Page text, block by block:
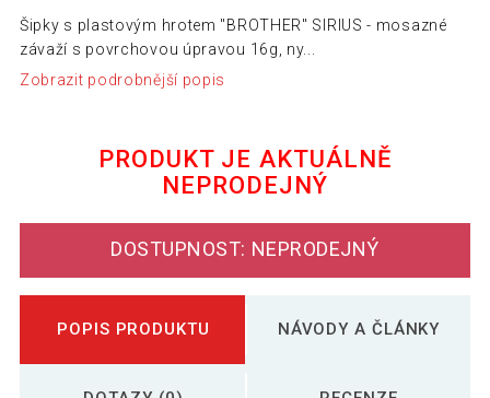
Šipky s plastovým hrotem "BROTHER" SIRIUS - mosazné
závaží s povrchovou úpravou 16g, ny...
Zobrazit podrobnější popis
PRODUKT JE AKTUÁLNĚ
NEPRODEJNÝ
DOSTUPNOST: NEPRODEJNÝ
POPIS PRODUKTU NÁVODY A ČLÁNKY